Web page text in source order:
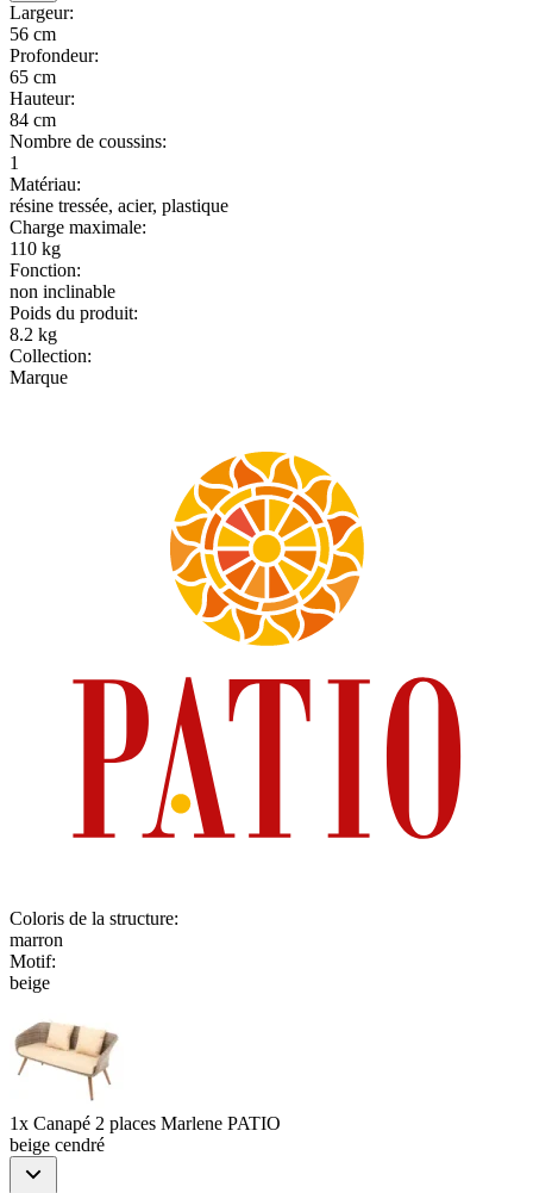
Largeur:
56 cm
Profondeur:
65 cm
Hauteur:
84 cm
Nombre de coussins:
1
Matériau:
résine tressée, acier, plastique
Charge maximale:
110 kg
Fonction:
non inclinable
Poids du produit:
8.2 kg
Collection:
Marque
Coloris de la structure:
marron
Motif:
beige
1x Canapé 2 places Marlene PATIO
beige cendré